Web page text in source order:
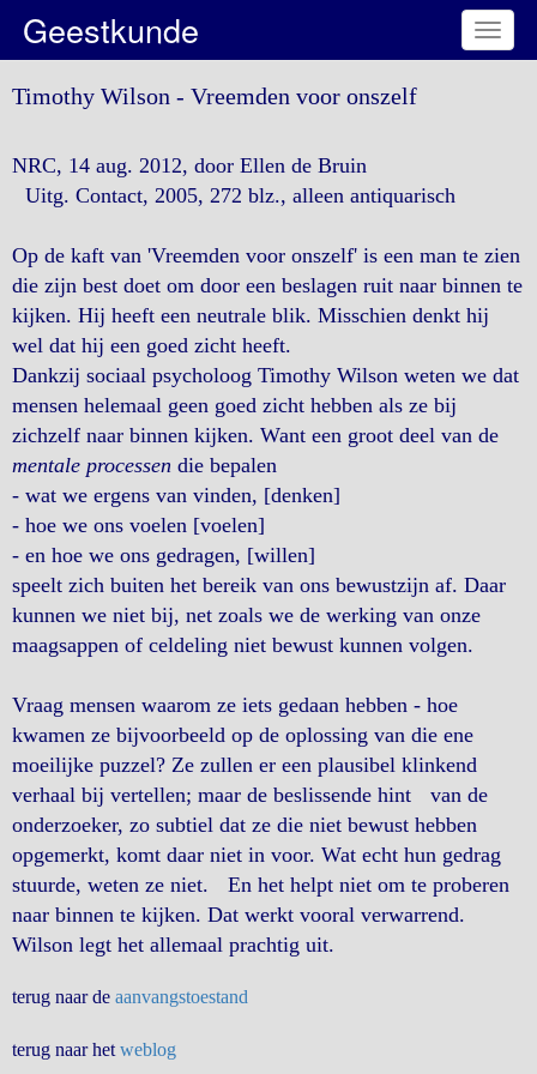
Toggle
Geestkunde
Timothy Wilson - Vreemden voor onszelf
NRC, 14 aug. 2012, door Ellen de Bruin
Uitg. Contact, 2005, 272 blz., alleen antiquarisch
Op de kaft van 'Vreemden voor onszelf' is een man te zien
die zijn best doet om door een beslagen ruit naar binnen te
kijken. Hij heeft een neutrale blik. Misschien denkt hij
wel dat hij een goed zicht heeft.
Dankzij sociaal psycholoog Timothy Wilson weten we dat
mensen helemaal geen goed zicht hebben als ze bij
zichzelf naar binnen kijken. Want een groot deel van de
mentale processen die bepalen
- wat we ergens van vinden, [denken]
- hoe we ons voelen [voelen]
- en hoe we ons gedragen, [willen]
speelt zich buiten het bereik van ons bewustzijn af. Daar
kunnen we niet bij, net zoals we de werking van onze
maagsappen of celdeling niet bewust kunnen volgen.
Vraag mensen waarom ze iets gedaan hebben - hoe
kwamen ze bijvoorbeeld op de oplossing van die ene
moeilijke puzzel? Ze zullen er een plausibel klinkend
verhaal bij vertellen; maar de beslissende hint van de
onderzoeker, zo subtiel dat ze die niet bewust hebben
opgemerkt, komt daar niet in voor. Wat echt hun gedrag
stuurde, weten ze niet. En het helpt niet om te proberen
naar binnen te kijken. Dat werkt vooral verwarrend.
Wilson legt het allemaal prachtig uit.
terug naar de aanvangstoestand
terug naar het weblog